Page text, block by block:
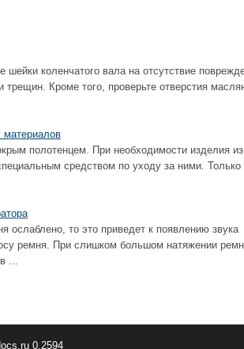
шейки коленчатого вала на отсутствие
трещин. Кроме того, проверьте отверстия
материалов
полотенцем. При необходимости изделия
средством по уходу за ними. Только
то это приведет к появлению звука
ремня. При слишком большом натяжении
...
0.2594